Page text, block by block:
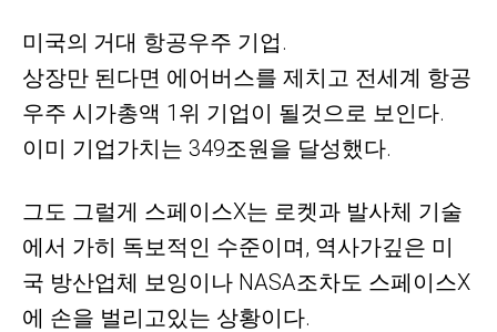
미국의 거대 항공우주 기업.
상장만 된다면 에어버스를 제치고 전세계 항공
우주 시가총액 1위 기업이 될것으로 보인다.
이미 기업가치는 349조원을 달성했다.
그도 그럴게 스페이스X는 로켓과 발사체 기술
에서 가히 독보적인 수준이며, 역사가깊은 미
국 방산업체 보잉이나 NASA조차도 스페이스X
에 손을 벌리고있는 상황이다.